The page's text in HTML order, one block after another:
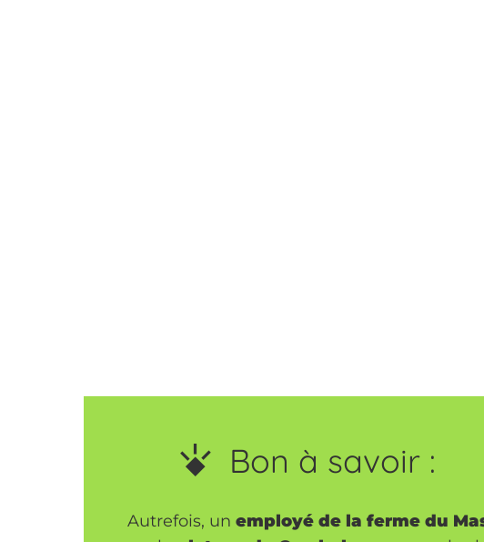
Bon à savoir :
Autrefois, un employé de la ferme du